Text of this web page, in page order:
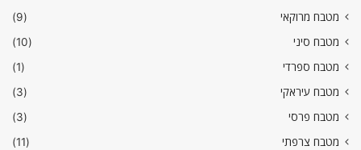
מטבח מרוקאי
(9)
מטבח סיני
(10)
מטבח ספרדי
(1)
מטבח עיראקי
(3)
מטבח פרסי
(3)
מטבח צרפתי
(11)